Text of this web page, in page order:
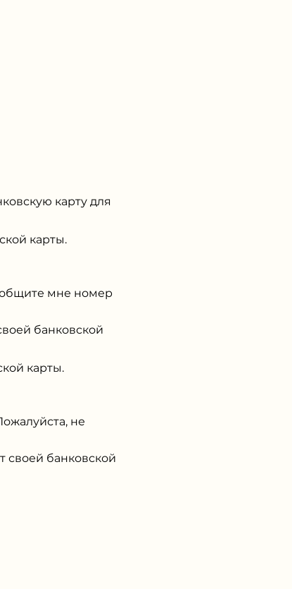
карту для
карты.
мне номер
банковской
карты.
не
своей банковской